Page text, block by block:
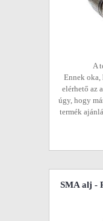
A
Ennek oka,
elérhető az
úgy, hogy
termék
SMA alj -